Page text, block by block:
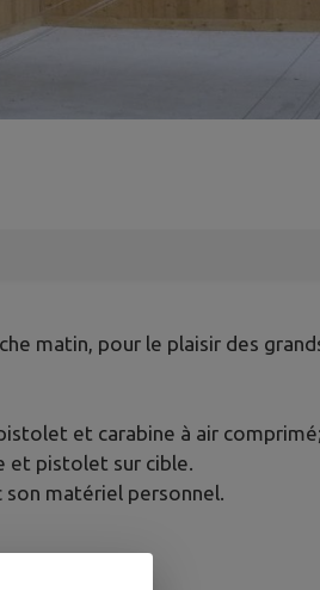
matin, pour le plaisir des
et carabine à air comprimé;
et pistolet sur cible.
matériel personnel.